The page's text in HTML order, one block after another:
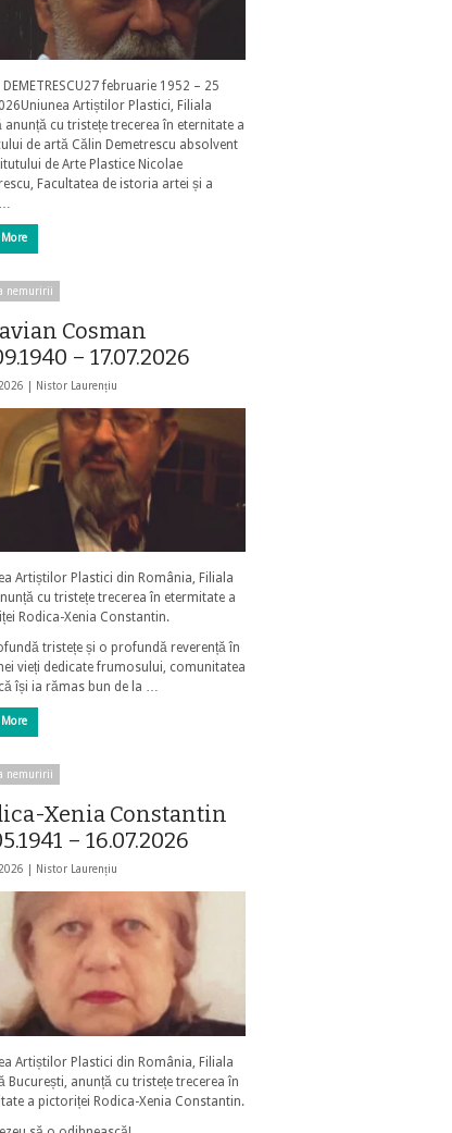
DEMETRESCU27 februarie 1952 – 25
Artiștilor Plastici, Filiala
anunță cu tristețe trecerea în eternitate a
de artă Călin Demetrescu absolvent
de Arte Plastice Nicolae
Facultatea de istoria artei și a
…
More
nemuririi
Cosman
– 17.07.2026
| Nistor Laurențiu
Artiștilor Plastici din România, Filiala
cu tristețe trecerea în etermitate a
Rodica-Xenia Constantin.
tristețe și o profundă reverență în
vieți dedicate frumosului, comunitatea
își ia rămas bun de la …
More
nemuririi
Xenia Constantin
– 16.07.2026
| Nistor Laurențiu
Artiștilor Plastici din România, Filiala
București, anunță cu tristețe trecerea în
a pictoriței Rodica-Xenia Constantin.